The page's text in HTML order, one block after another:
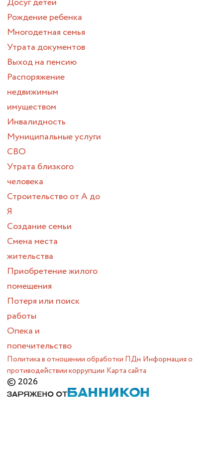
Рождение ребенка
Многодетная семья
Утрата документов
Выход на пенсию
Распоряжение
недвижимым
имуществом
Инвалидность
Муниципальные услуги
СВО
Утрата близкого
человека
Строительство от А до
Я
Создание семьи
Смена места
жительства
Приобретение жилого
помещения
Потеря или поиск
работы
Опека и
попечительство
Политика в отношении обработки ПДн Информация о
противодействии коррупции Карта сайта
© 2026